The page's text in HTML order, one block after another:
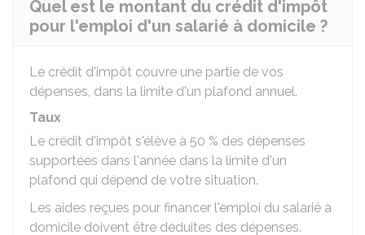
Quel est le montant du crédit d'impôt
pour l'emploi d'un salarié à domicile ?
Le crédit d'impôt couvre une partie de vos
dépenses, dans la limite d'un plafond annuel.
Taux
Le crédit d'impôt s'élève à 50 % des dépenses
supportées dans l'année dans la limite d'un
plafond qui dépend de votre situation.
Les aides reçues pour financer l'emploi du salarié à
domicile doivent être déduites des dépenses.